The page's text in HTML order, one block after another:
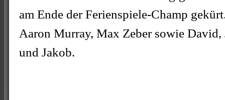
am Ende der Ferienspiele-Champ
Aaron Murray, Max Zeber sowie
und Jakob.